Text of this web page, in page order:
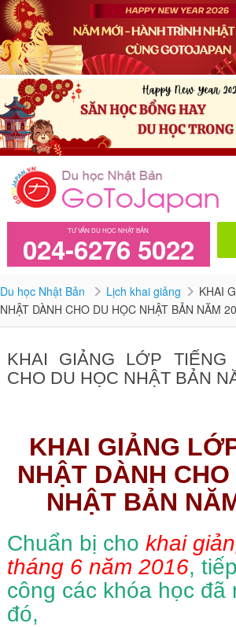
TƯ VẤN DU HỌC NHẬT BẢN
024-6276 5022
Du học Nhật Bản Lịch khai giảng
KHAI
NHẬT DÀNH CHO DU HỌC NHẬT BẢN NĂM
KHAI GIẢNG LỚP TIẾNG
CHO DU HỌC NHẬT BẢN
KHAI GIẢNG
NHẬT DÀNH
NHẬT BẢN
Chuẩn bị cho khai
tháng 6 năm 2016,
công các khóa học đã
đó,